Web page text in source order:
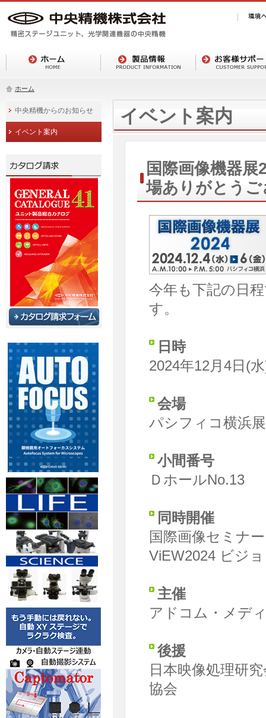
ホーム
イベント案内
国際画像機器
場ありがとう
今年も下記の日
す。
日時
2024年12月4日(
会場
パシフィコ横浜
小間番号
ＤホールNo.13
同時開催
国際画像セミナー
ViEW2024 ビジ
主催
アドコム・メデ
後援
日本映像処理研
協会
中央精機からのお知らせ
イベント案内